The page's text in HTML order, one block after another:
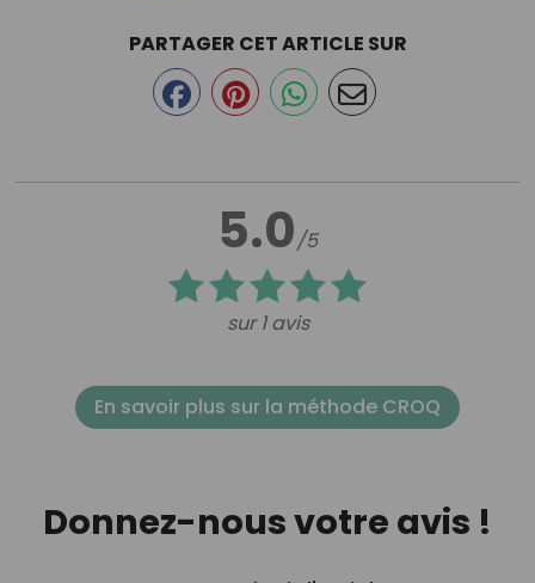
5.0/5
sur 1 avis
PARTAGER CET ARTICLE SUR
En savoir plus sur la méthode CROQ
Donnez-nous votre avis !